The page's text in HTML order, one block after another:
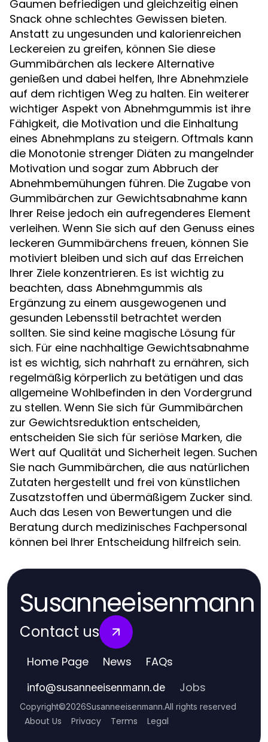
Gaumen befriedigen und gleichzeitig einen
Snack ohne schlechtes Gewissen bieten.
Anstatt zu ungesunden und kalorienreichen
Leckereien zu greifen, können Sie diese
Gummibärchen als leckere Alternative
genießen und dabei helfen, Ihre Abnehmziele
auf dem richtigen Weg zu halten. Ein weiterer
wichtiger Aspekt von Abnehmgummis ist ihre
Fähigkeit, die Motivation und die Einhaltung
eines Abnehmplans zu steigern. Oftmals kann
die Monotonie strenger Diäten zu mangelnder
Motivation und sogar zum Abbruch der
Abnehmbemühungen führen. Die Zugabe von
Gummibärchen zur Gewichtsabnahme kann
Ihrer Reise jedoch ein aufregenderes Element
verleihen. Wenn Sie sich auf den Genuss eines
leckeren Gummibärchens freuen, können Sie
motiviert bleiben und sich auf das Erreichen
Ihrer Ziele konzentrieren. Es ist wichtig zu
beachten, dass Abnehmgummis als
Ergänzung zu einem ausgewogenen und
gesunden Lebensstil betrachtet werden
sollten. Sie sind keine magische Lösung für
sich. Für eine nachhaltige Gewichtsabnahme
ist es wichtig, sich nahrhaft zu ernähren, sich
regelmäßig körperlich zu betätigen und das
allgemeine Wohlbefinden in den Vordergrund
zu stellen. Wenn Sie sich für Gummibärchen
zur Gewichtsreduktion entscheiden,
entscheiden Sie sich für seriöse Marken, die
Wert auf Qualität und Sicherheit legen. Suchen
Sie nach Gummibärchen, die aus natürlichen
Zutaten hergestellt und frei von künstlichen
Zusatzstoffen und übermäßigem Zucker sind.
Auch das Lesen von Bewertungen und die
Beratung durch medizinisches Fachpersonal
können bei Ihrer Entscheidung hilfreich sein.
Susanneeisenmann
Contact us
Home Page News FAQs
info@susanneeisenmann.de Jobs
Copyright©2026Susanneeisenmann.All rights reserved
About Us Privacy Terms Legal